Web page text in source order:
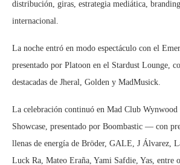
distribución, giras, estrategia mediática,
internacional.
La noche entró en modo espectáculo con el
presentado por Platoon en el Stardust Lounge,
destacadas de Jheral, Golden y MadMusick.
La celebración continuó en Mad Club
Showcase, presentado por Boombastic — con
llenas de energía de Bröder, GALE, J Álvarez,
Luck Ra, Mateo Eraña, Yami Safdie, Yas, entre